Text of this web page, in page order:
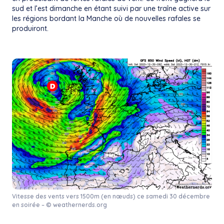
sud et l’est dimanche en étant suivi par une traîne active sur
les régions bordant la Manche où de nouvelles rafales se
produiront.
Vitesse des vents vers 1500m (en nœuds) ce samedi 30 décembre
en soirée – © weathernerds.org